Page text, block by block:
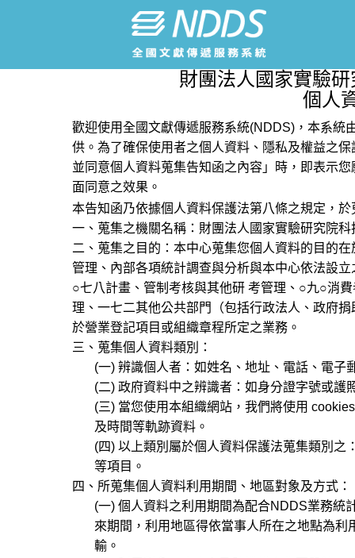
財團法人國家實驗
個人
歡迎使用全國文獻傳遞服務系統(NDDS)，本系統
供。為了確保使用者之個人資料、隱私及權益之
並同意個人資料蒐集告知函之內容」時，即表示
面同意之效果。
本告知函乃依據個人資料保護法第八條之規定，
一、蒐集之機關名稱：財團法人國家實驗研究院
二、蒐集之目的：本中心蒐集您個人資料的目的
管理、內部各項統計調查與分析與本中心依法設
○七八計畫、管制考核與其他研 考管理、○九○消
理、一七二其他公共部門（包括行政法人、政府
於營業登記項目或組織章程所定之業務。
三、蒐集個人資料類別：
(一) 辨識個人者：如姓名、地址、電話、電子
(二) 政府資料中之辨識者：如身分證字號或護
(三) 當您使用本組織網站，我們將使用 cookies
及時間等軌跡資料。
(四) 以上類別屬於個人資料保護法蒐集類別之
等項目。
四、所蒐集個人資料利用期間、地區對象及方式：
(一) 個人資料之利用期間為配合NDDS業務統
來期間，利用地區得依當事人所在之地點為利
輸。